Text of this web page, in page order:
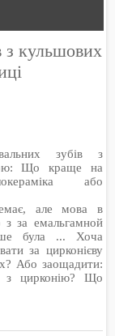
з кульшових
зубів з
Що краще на
або
але мова в
за емальгамной
була ... Хоча
за цирконієву
Або заощадити:
з цирконію? Що